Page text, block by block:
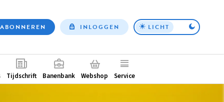
Top
ABONNEREN INLOGGEN LICHT
Tijdschrift Banenbank Webshop Service